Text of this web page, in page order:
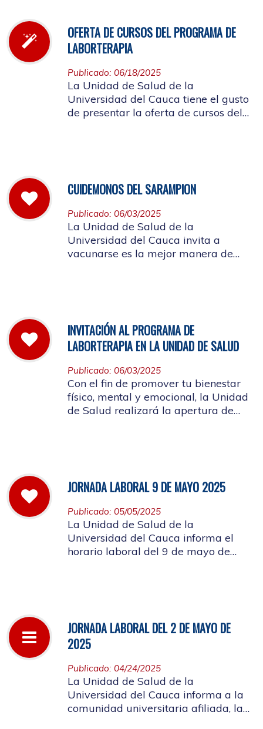
OFERTA DE CURSOS DEL PROGRAMA DE
LABORTERAPIA
Publicado: 06/18/2025
La Unidad de Salud de la
Universidad del Cauca tiene el gusto
de presentar la oferta de cursos del
CUIDEMONOS DEL SARAMPION
Publicado: 06/03/2025
La Unidad de Salud de la
Universidad del Cauca invita a
vacunarse es la mejor manera de
INVITACIÓN AL PROGRAMA DE
LABORTERAPIA EN LA UNIDAD DE SALUD
Publicado: 06/03/2025
Con el fin de promover tu bienestar
físico, mental y emocional, la Unidad
de Salud realizará la apertura de
JORNADA LABORAL 9 DE MAYO 2025
Publicado: 05/05/2025
La Unidad de Salud de la
Universidad del Cauca informa el
horario laboral del 9 de mayo de
JORNADA LABORAL DEL 2 DE MAYO DE
2025
Publicado: 04/24/2025
La Unidad de Salud de la
Universidad del Cauca informa a la
comunidad universitaria afiliada, la